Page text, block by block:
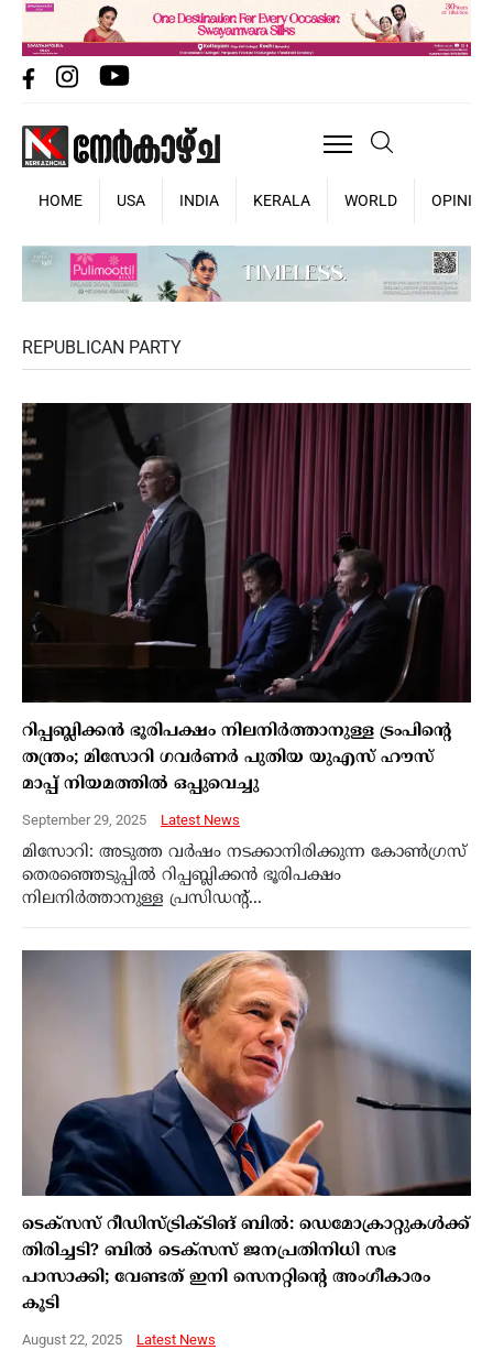
HOME USA INDIA KERALA WORLD OPINION
REPUBLICAN PARTY
റിപ്പബ്ലിക്കൻ ഭൂരിപക്ഷം നിലനിർത്താനുള്ള ട്രംപിന്‍റെ
തന്ത്രം; മിസോറി ഗവർണർ പുതിയ യുഎസ് ഹൗസ്
മാപ്പ് നിയമത്തിൽ ഒപ്പുവെച്ചു
September 29, 2025 Latest News
മിസോറി: അടുത്ത വർഷം നടക്കാനിരിക്കുന്ന കോൺഗ്രസ്
തെരഞ്ഞെടുപ്പിൽ റിപ്പബ്ലിക്കൻ ഭൂരിപക്ഷം
നിലനിർത്താനുള്ള പ്രസിഡന്റ്...
ടെക്സസ് റീഡിസ്ട്രിക്ടിങ് ബിൽ: ഡെമോക്രാറ്റുകൾക്ക്
തിരിച്ചടി? ബിൽ ടെക്സസ് ജനപ്രതിനിധി സഭ
പാസാക്കി; വേണ്ടത് ഇനി സെനറ്റിന്റെ അംഗീകാരം
കൂടി
August 22, 2025 Latest News